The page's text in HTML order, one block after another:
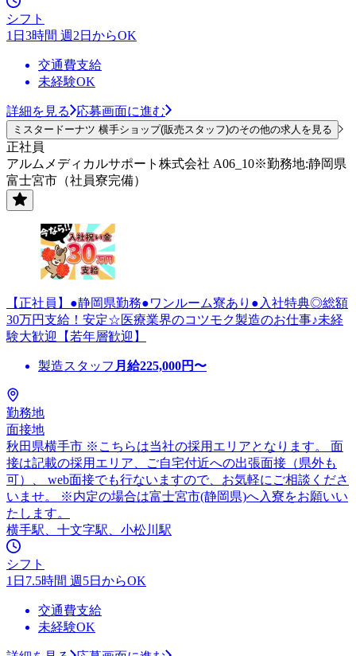
シフト
1日3時間 週2日からOK
交通費支給
未経験OK
詳細を見る 応募画面に進む
ミスタードーナツ 横手ショップ(販売スタッフ)のその他の求人を見る
正社員
アルムメディカルサポート株式会社 A06_10※勤務地:静岡県
富士宮市（社員寮完備）
【正社員】●静岡県勤務●ワンルーム寮あり●入社特典◎総額
30万円支給！安定☆医療業界のコツモク製造のお仕事♪未経
験大歓迎【若年層歓迎】
製造スタッフ 月給225,000円〜
勤務地
面接地
秋田県横手市 ※こちらは当社の採用エリアとなります。 面
接は記載の採用エリア、ご自宅付近への出張面接（県外も
可）、 web面接でも行ないますので、お気軽にご相談くださ
いませ。 ※内定の場合は富士宮市(静岡県)へ入寮をお願いい
たします。
横手駅、十文字駅、小松川駅
シフト
1日7.5時間 週5日からOK
交通費支給
未経験OK